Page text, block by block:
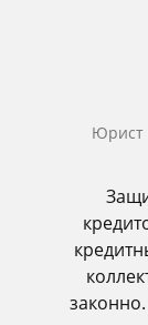
Юрист